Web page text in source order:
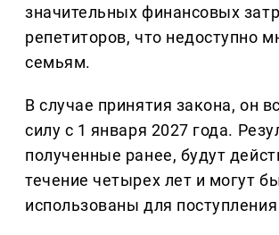
значительных финансовых
репетиторов, что недоступно
семьям.
В случае принятия закона, он
силу с 1 января 2027 года.
полученные ранее, будут
течение четырех лет и могут
использованы для